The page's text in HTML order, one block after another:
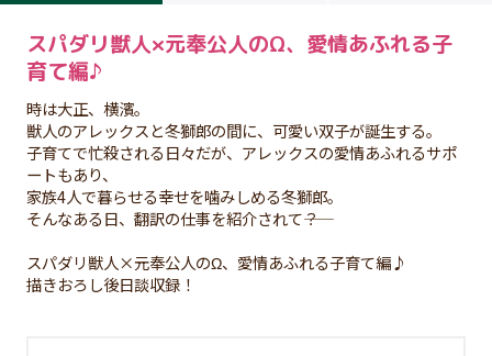
スパダリ獣人×元奉公人のΩ、愛情あふれる子
育て編♪
時は大正、横濱。
獣人のアレックスと冬獅郎の間に、可愛い双子が誕生する。
子育てで忙殺される日々だが、アレックスの愛情あふれるサポ
ートもあり、
家族4人で暮らせる幸せを噛みしめる冬獅郎。
そんなある日、翻訳の仕事を紹介されて――？
スパダリ獣人×元奉公人のΩ、愛情あふれる子育て編♪
描きおろし後日談収録！